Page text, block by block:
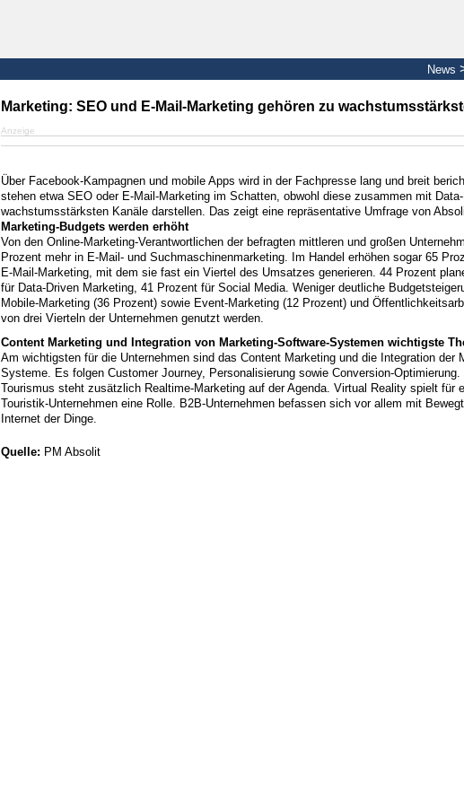
News
Marketing: SEO und E-Mail-Marketing gehören zu
Anzeige
Über Facebook-Kampagnen und mobile Apps wird in der Fachpresse lang und breit
stehen etwa SEO oder E-Mail-Marketing im Schatten, obwohl diese zusammen mit
wachstumsstärksten Kanäle darstellen. Das zeigt eine repräsentative Umfrage von
Marketing-Budgets werden erhöht
Von den Online-Marketing-Verantwortlichen der befragten mittleren und großen
Prozent mehr in E-Mail- und Suchmaschinenmarketing. Im Handel erhöhen sogar 65
E-Mail-Marketing, mit dem sie fast ein Viertel des Umsatzes generieren. 44 Prozent
für Data-Driven Marketing, 41 Prozent für Social Media. Weniger deutliche
Mobile-Marketing (36 Prozent) sowie Event-Marketing (12 Prozent) und
von drei Vierteln der Unternehmen genutzt werden.
Content Marketing und Integration von Marketing-Software-Systemen wichtigste
Am wichtigsten für die Unternehmen sind das Content Marketing und die Integration der
Systeme. Es folgen Customer Journey, Personalisierung sowie Conversion-Optimierung.
Tourismus steht zusätzlich Realtime-Marketing auf der Agenda. Virtual Reality spielt für
Touristik-Unternehmen eine Rolle. B2B-Unternehmen befassen sich vor allem mit
Internet der Dinge.
Quelle: PM Absolit